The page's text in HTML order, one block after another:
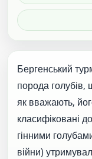
Бергенський
порода голубів,
як вважають,
класифіковані
гінними
війни)